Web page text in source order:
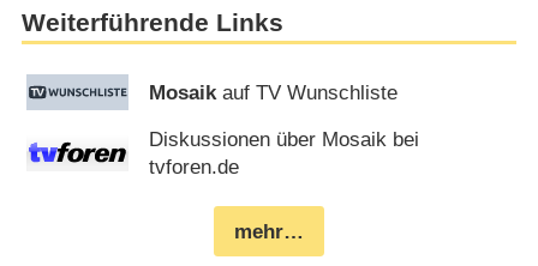
Weiterführende Links
Mosaik auf TV Wunschliste
Diskussionen über Mosaik bei
tvforen.de
mehr…